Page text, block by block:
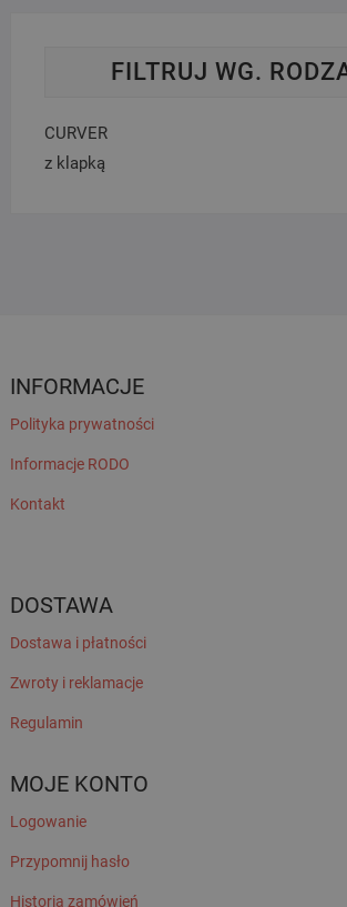
FILTRUJ WG.
CURVER
z klapką
INFORMACJE
Polityka prywatności
Informacje RODO
Kontakt
DOSTAWA
Dostawa i płatności
Zwroty i reklamacje
Regulamin
MOJE KONTO
Logowanie
Przypomnij hasło
Historia zamówień